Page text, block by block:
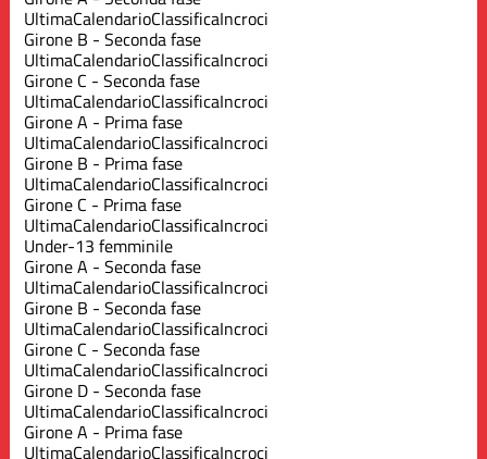
UltimaCalendarioClassificaIncroci
Girone B - Seconda fase
UltimaCalendarioClassificaIncroci
Girone C - Seconda fase
UltimaCalendarioClassificaIncroci
Girone A - Prima fase
UltimaCalendarioClassificaIncroci
Girone B - Prima fase
UltimaCalendarioClassificaIncroci
Girone C - Prima fase
UltimaCalendarioClassificaIncroci
Under-13 femminile
Girone A - Seconda fase
UltimaCalendarioClassificaIncroci
Girone B - Seconda fase
UltimaCalendarioClassificaIncroci
Girone C - Seconda fase
UltimaCalendarioClassificaIncroci
Girone D - Seconda fase
UltimaCalendarioClassificaIncroci
Girone A - Prima fase
UltimaCalendarioClassificaIncroci